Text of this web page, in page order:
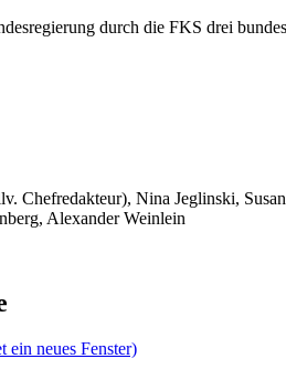
durch die FKS drei
Chefredakteur), Nina Jeglinski,
Alexander Weinlein
neues Fenster)